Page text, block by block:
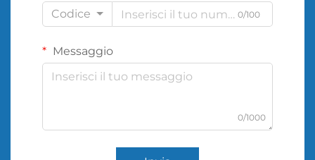
Codice
0/100
Messaggio
0/1000